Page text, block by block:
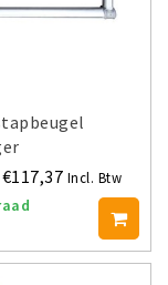
€117,37 Incl. Btw